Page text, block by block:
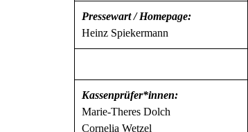
Pressewart /Homepage:
Heinz Spiekermann
Kassenprüfer*innen:
Marie-Theres Dolch
Cornelia Wetzel